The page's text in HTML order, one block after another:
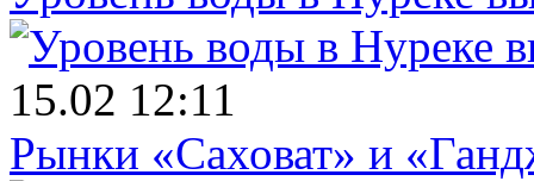
15.02 12:11
Рынки «Саховат» и